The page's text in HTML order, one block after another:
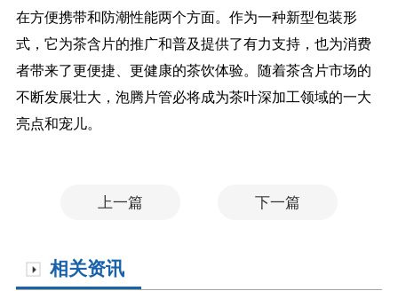
在方便携带和防潮性能两个方面。作为一种新型包装形
式，它为茶含片的推广和普及提供了有力支持，也为消费
者带来了更便捷、更健康的茶饮体验。随着茶含片市场的
不断发展壮大，泡腾片管必将成为茶叶深加工领域的一大
亮点和宠儿。
上一篇 下一篇
相关资讯